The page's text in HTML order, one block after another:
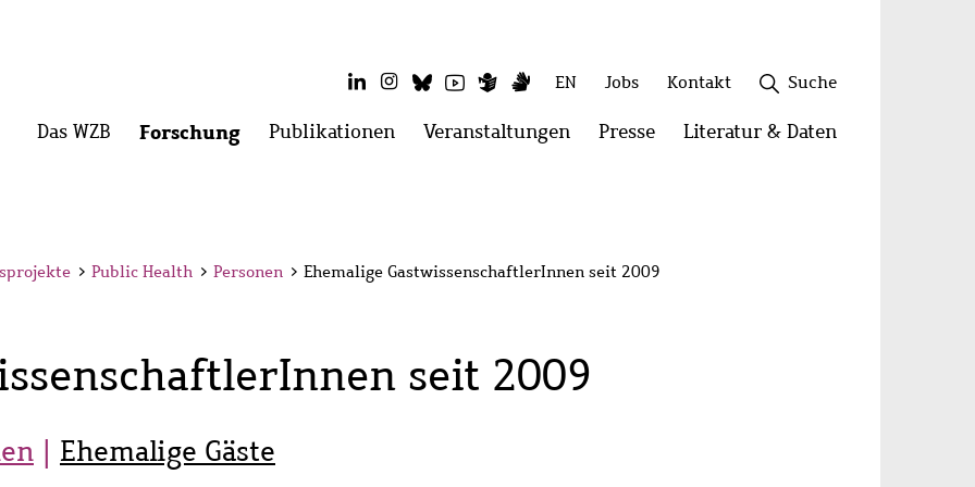
LinkedInInstagram
BlueskyYoutubeLeichte
Sprache
Gebärdensprache
EN
Sekundäres
Menü
Jobs Kontakt Suche
Hauptmenü
Das WZB Menü
Forschung Menü
Publikationen Menü
Veranstaltungen Menü
Presse Menü
Literatur & Daten
> Public Health > Personen > Ehemalige GastwissenschaftlerInnen seit 2009
seit 2009
Ehemalige Gäste